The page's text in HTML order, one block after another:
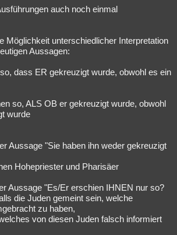
auch noch einmal
Möglichkeit unterschiedlicher Interpretation
Aussagen:
dass ER gekreuzigt wurde, obwohl es ein
so, ALS OB er gekreuzigt wurde, obwohl
wurde
Aussage "Sie haben ihn weder gekreuzigt
Hohepriester und Pharisäer
Aussage "Es/Er erschien IHNEN nur so?
die Juden gemeint sein, welche
zu haben,
von diesen Juden falsch informiert